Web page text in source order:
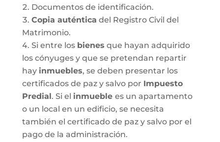
Documentos de identificación.
Copia auténtica del Registro Civil del
Matrimonio.
Si entre los bienes que hayan adquirido
los cónyuges y que se pretendan repartir
hay inmuebles, se deben presentar los
certificados de paz y salvo por Impuesto
Predial. Si el inmueble es un apartamento
o un local en un edificio, se necesita
también el certificado de paz y salvo por el
pago de la administración.